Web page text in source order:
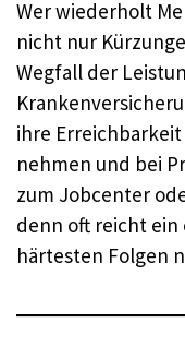
Wer wiederholt
nicht nur
Wegfall der
ihre
nehmen und bei
zum Jobcenter
denn oft reicht ein
härtesten Folgen